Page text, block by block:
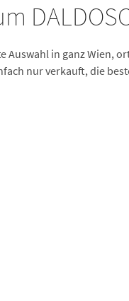
Auswahl in ganz Wien,
nur verkauft, die